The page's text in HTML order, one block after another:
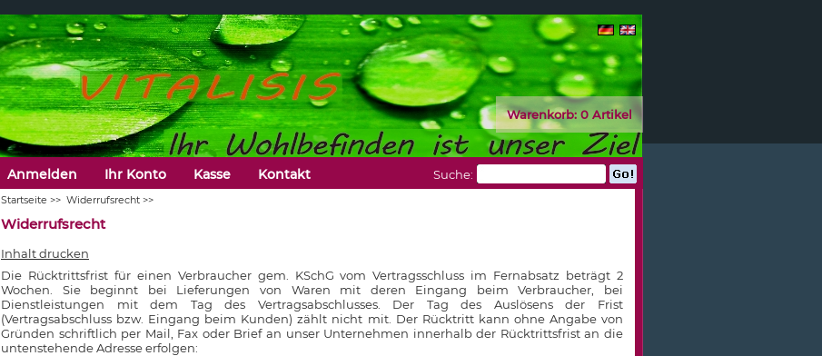
Startseite >> Widerrufsrecht >>
Widerrufsrecht
Inhalt drucken
Die Rücktrittsfrist für einen Verbraucher gem. KSchG vom Vertragsschluss im Fernabsatz beträgt 2
Wochen. Sie beginnt bei Lieferungen von Waren mit deren Eingang beim Verbraucher, bei
Dienstleistungen mit dem Tag des Vertragsabschlusses. Der Tag des Auslösens der Frist
(Vertragsabschluss bzw. Eingang beim Kunden) zählt nicht mit. Der Rücktritt kann ohne Angabe von
Gründen schriftlich per Mail, Fax oder Brief an unser Unternehmen innerhalb der Rücktrittsfrist an die
untenstehende Adresse erfolgen:
Warenkorb: 0 Artikel
Anmelden Ihr Konto Kasse Kontakt Suche: